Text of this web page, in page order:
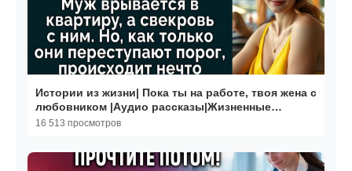
Истории из жизни| Пока ты на работе, твоя жена с
любовником |Аудио рассказы|Жизненные
истории
16 513 просмотров